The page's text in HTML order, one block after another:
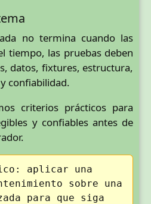
no termina cuando las
tiempo, las pruebas deben
datos, fixtures, estructura,
confiabilidad.
criterios prácticos para
y confiables antes de
aplicar una
sobre una
para que siga